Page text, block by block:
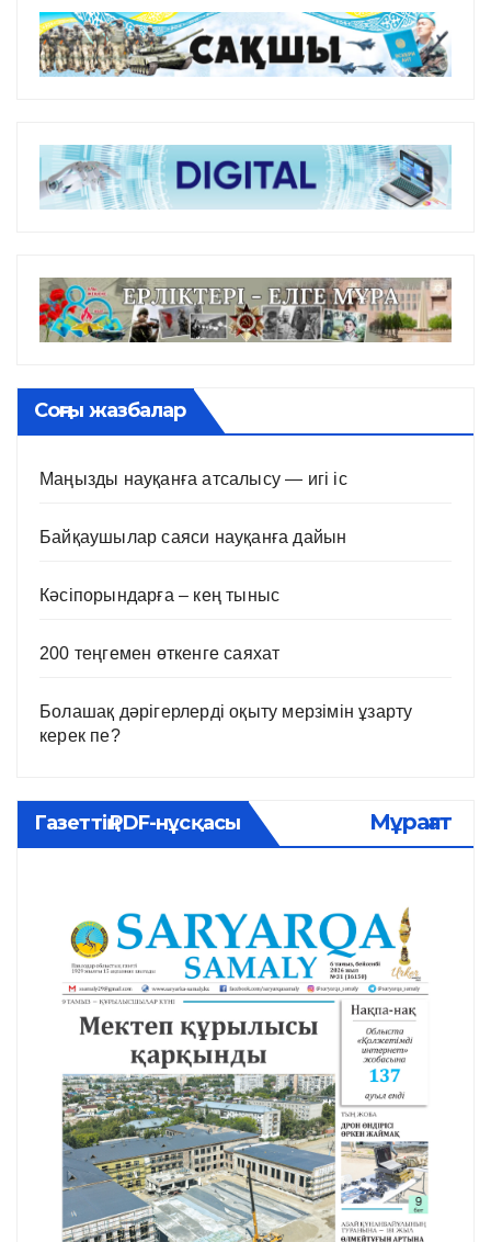
Соңғы жазбалар
Маңызды науқанға атсалысу — игі іс
Байқаушылар саяси науқанға дайын
Кәсіпорындарға – кең тыныс
200 теңгемен өткенге саяхат
Болашақ дәрігерлерді оқыту мерзімін ұзарту
керек пе?
Газеттің PDF-нұсқасы Мұрағат